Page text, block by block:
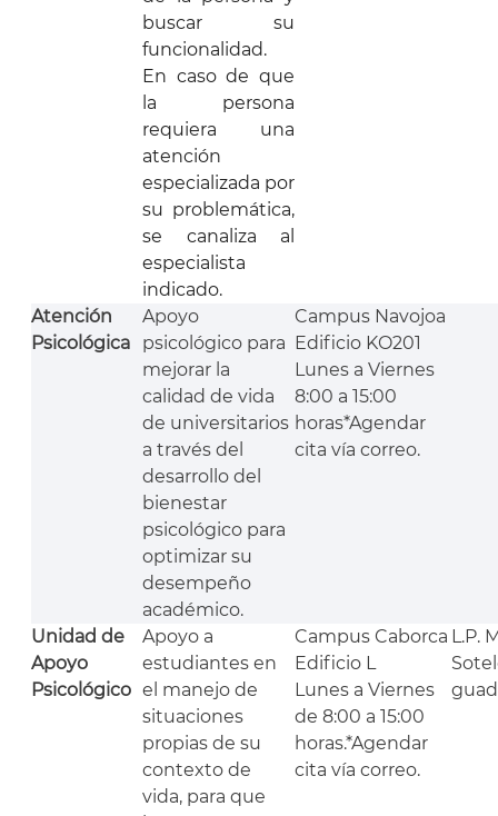
buscar su
funcionalidad.
En caso de que
la persona
requiera una
atención
especializada por
su problemática,
se canaliza al
especialista
indicado.
Atención
Psicológica
Apoyo
psicológico para
mejorar la
calidad de vida
de universitarios
a través del
desarrollo del
bienestar
psicológico para
optimizar su
desempeño
académico.
Campus Navojoa
Edificio KO201
Lunes a Viernes
8:00 a 15:00
horas*Agendar
cita vía correo.
Unidad de
Apoyo
Psicológico
Apoyo a
estudiantes en
el manejo de
situaciones
propias de su
contexto de
vida, para que
Campus Caborca
Edificio L
Lunes a Viernes
de 8:00 a 15:00
horas.*Agendar
cita vía correo.
L.P.